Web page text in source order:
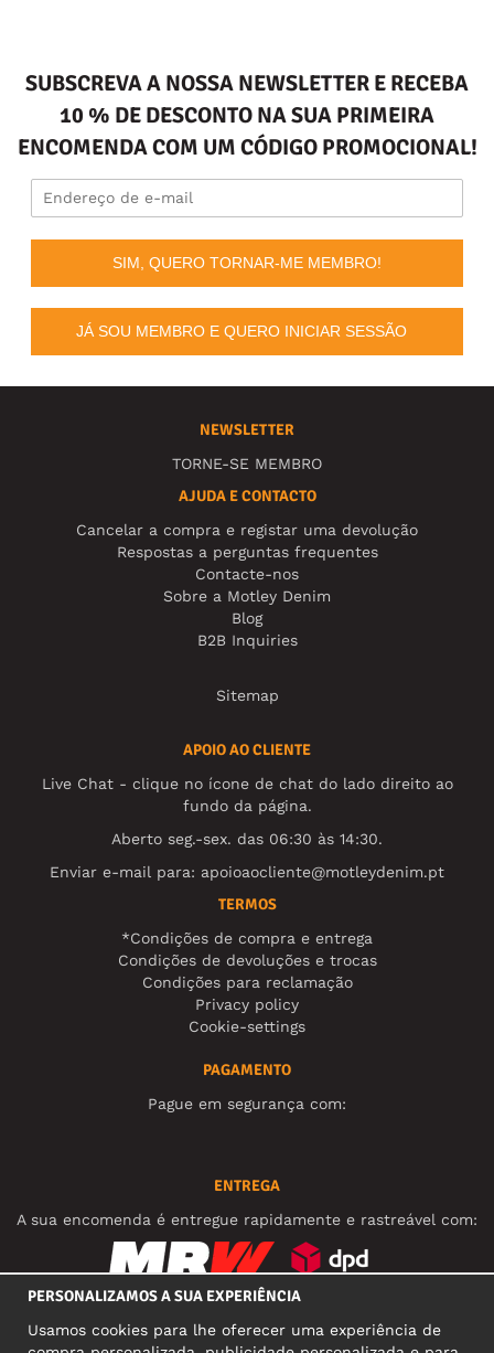
SUBSCREVA A NOSSA NEWSLETTER E RECEBA
10 % DE DESCONTO NA SUA PRIMEIRA
ENCOMENDA COM UM CÓDIGO PROMOCIONAL!
SIM, QUERO TORNAR-ME MEMBRO!
JÁ SOU MEMBRO E QUERO INICIAR SESSÃO
NEWSLETTER
TORNE-SE MEMBRO
AJUDA E CONTACTO
Cancelar a compra e registar uma devolução
Respostas a perguntas frequentes
Contacte-nos
Sobre a Motley Denim
Blog
B2B Inquiries
Sitemap
APOIO AO CLIENTE
Live Chat - clique no ícone de chat do lado direito ao
fundo da página.
Aberto seg.-sex. das 06:30 às 14:30.
Enviar e-mail para: apoioaocliente@motleydenim.pt
TERMOS
*Condições de compra e entrega
Condições de devoluções e trocas
Condições para reclamação
Privacy policy
Cookie-settings
PAGAMENTO
Pague em segurança com:
ENTREGA
A sua encomenda é entregue rapidamente e rastreável com:
PERSONALIZAMOS A SUA EXPERIÊNCIA
Usamos cookies para lhe oferecer uma experiência de